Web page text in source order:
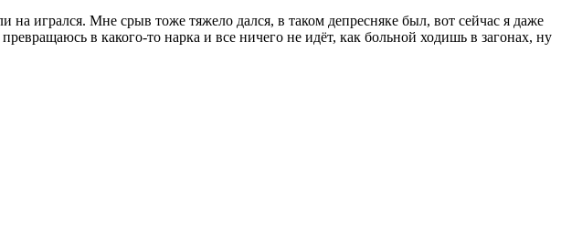
игрался. Мне срыв тоже тяжело дался, в таком депресняке был, вот сейчас я даже
в какого-то нарка и все ничего не идёт, как больной ходишь в загонах, ну